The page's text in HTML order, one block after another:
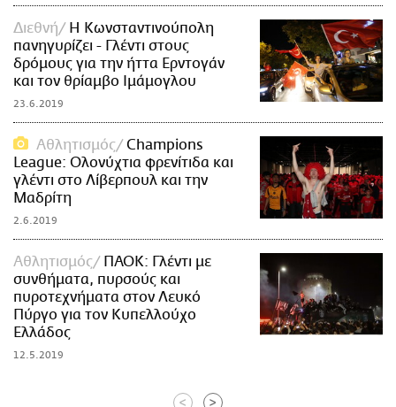
Διεθνή
H Κωνσταντινούπολη
πανηγυρίζει - Γλέντι στους
δρόμους για την ήττα Ερντογάν
και τον θρίαμβο Ιμάμογλου
23.6.2019
Αθλητισμός
Champions
League: Ολονύχτια φρενίτιδα και
γλέντι στο Λίβερπουλ και την
Μαδρίτη
2.6.2019
Αθλητισμός
ΠΑΟΚ: Γλέντι με
συνθήματα, πυρσούς και
πυροτεχνήματα στον Λευκό
Πύργο για τον Κυπελλούχο
Ελλάδος
12.5.2019
< >